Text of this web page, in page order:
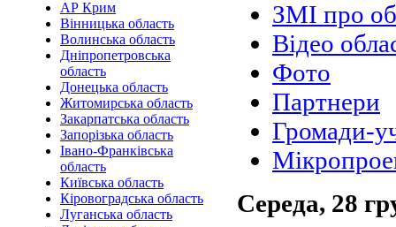
АР Крим
Вінницька область
Волинська область
Дніпропетровська
область
Донецька область
Житомирська область
Закарпатська область
Запорізька область
Івано-Франківська
область
Київська область
Кіровоградська область
Луганська область
ЗМІ про
Відео
Фото
Партнери
Громади-
Середа, 28